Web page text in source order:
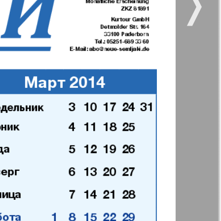
5
17
35
Zeitung Nasche wremja
Panorama-mir
vremja